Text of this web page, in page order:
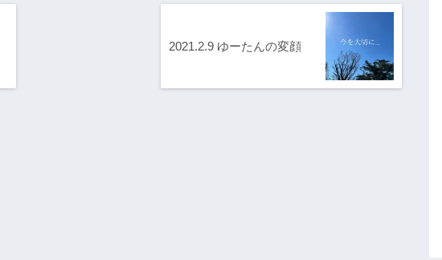
2021.2.9 ゆーたんの変顔